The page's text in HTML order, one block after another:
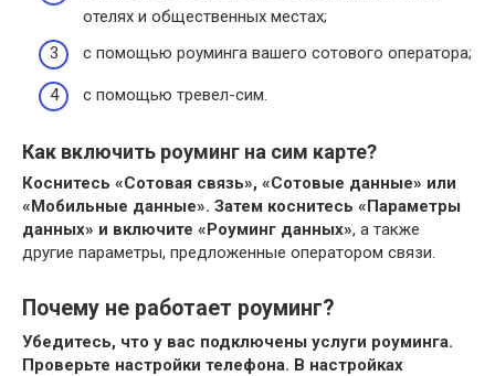
отелях и общественных местах;
с помощью роуминга вашего сотового оператора;
с помощью тревел-сим.
Как включить роуминг на сим карте?
Коснитесь «Сотовая связь», «Сотовые данные» или
«Мобильные данные». Затем коснитесь «Параметры
данных» и включите «Роуминг данных», а также
другие параметры, предложенные оператором связи.
Почему не работает роуминг?
Убедитесь, что у вас подключены услуги роуминга.
Проверьте настройки телефона. В настройках